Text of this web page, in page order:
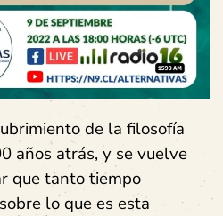
de la filosofía
años atrás, y se vuelve
que tanto tiempo
lo que es esta